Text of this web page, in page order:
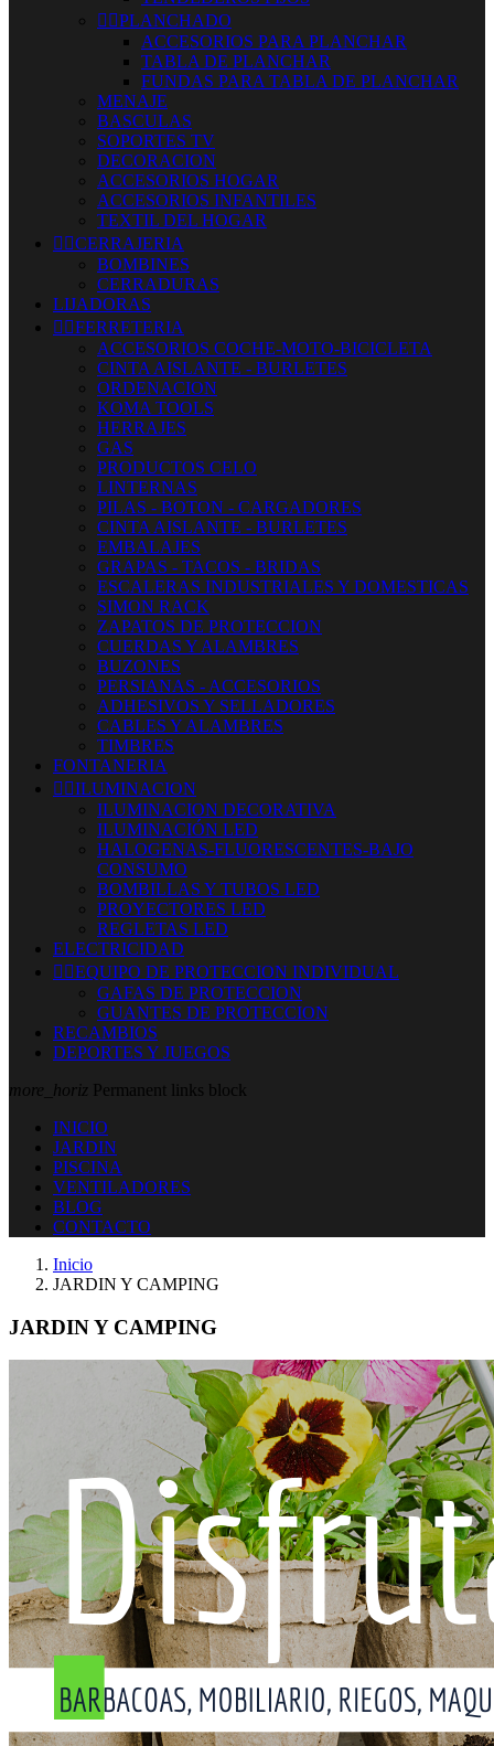
 PLANCHADO
ACCESORIOS PARA PLANCHAR
TABLA DE PLANCHAR
FUNDAS PARA TABLA DE PLANCHAR
MENAJE
BASCULAS
SOPORTES TV
DECORACION
ACCESORIOS HOGAR
ACCESORIOS INFANTILES
TEXTIL DEL HOGAR
 CERRAJERIA
BOMBINES
CERRADURAS
LIJADORAS
 FERRETERIA
ACCESORIOS COCHE-MOTO-BICICLETA
CINTA AISLANTE - BURLETES
ORDENACION
KOMA TOOLS
HERRAJES
GAS
PRODUCTOS CELO
LINTERNAS
PILAS - BOTON - CARGADORES
CINTA AISLANTE - BURLETES
EMBALAJES
GRAPAS - TACOS - BRIDAS
ESCALERAS INDUSTRIALES Y DOMESTICAS
SIMON RACK
ZAPATOS DE PROTECCION
CUERDAS Y ALAMBRES
BUZONES
PERSIANAS - ACCESORIOS
ADHESIVOS Y SELLADORES
CABLES Y ALAMBRES
TIMBRES
FONTANERIA
 ILUMINACION
ILUMINACION DECORATIVA
ILUMINACIÓN LED
HALOGENAS-FLUORESCENTES-BAJO
CONSUMO
BOMBILLAS Y TUBOS LED
PROYECTORES LED
REGLETAS LED
ELECTRICIDAD
 EQUIPO DE PROTECCION INDIVIDUAL
GAFAS DE PROTECCION
GUANTES DE PROTECCION
RECAMBIOS
DEPORTES Y JUEGOS
more_horiz Permanent links block
INICIO
JARDIN
PISCINA
VENTILADORES
BLOG
CONTACTO
Inicio
JARDIN Y CAMPING
JARDIN Y CAMPING